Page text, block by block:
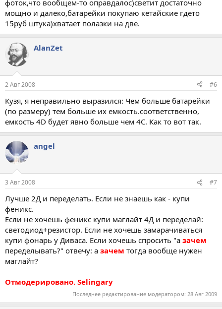
фоток,что вообщем-то оправдалос)светит достаточно
мощно и далеко,батарейки покупаю кетайские гдето
15руб штука)хватает полазки на две.
AlanZet
2 Авг 2008 #6
Кузя, я неправильно выразился: Чем больше батарейки
(по размеру) тем больше их емкость.соответственно,
емкость 4D будет явно больше чем 4С. Как то вот так.
angel
3 Авг 2008 #7
Лучше 2Д и переделать. Если не знаешь как - купи
феникс.
Если не хочешь феникс купи маглайт 4Д и переделай:
светодиод+резистор. Если не хочешь замарачиваться
купи фонарь у Диваса. Если хочешь спросить "а зачем
переделывать?" отвечу: а зачем тогда вообще нужен
маглайт?
Отмодерировано. Selingary
Последнее редактирование модератором: 28 Авг 2009